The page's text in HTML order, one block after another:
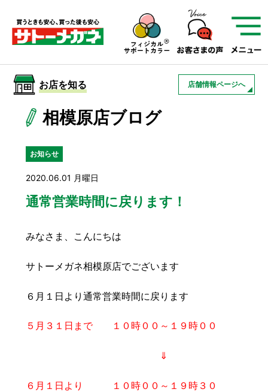
サトーメガネを知る
サトーメガネについて
01 サトーメガネの遠近
検査・フィッティング
03
お店を知る
サービスを知る
お店を知る 店舗情報ページへ
相模原店ブログ
お知らせ
2020.06.01 月曜日
通常営業時間に戻ります！
みなさま、こんにちは
サトーメガネ相模原店でございます
６月１日より通常営業時間に戻ります
５月３１日まで １０時００～１９時００
⇓
６月１日より １０時００～１９時３０